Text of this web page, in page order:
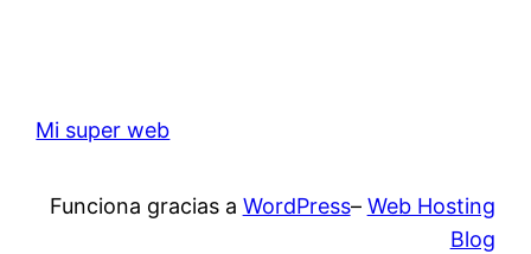
Mi super web
Funciona gracias a WordPress– Web Hosting
Blog